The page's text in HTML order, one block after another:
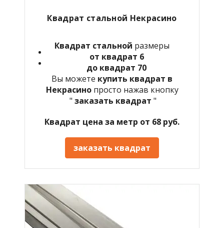
Квадрат стальной Некрасино
Квадрат стальной размеры
от квадрат 6
до квадрат 70
Вы можете купить квадрат в
Некрасино просто нажав кнопку
" заказать квадрат "
Квадрат цена за метр от 68 руб.
заказать квадрат